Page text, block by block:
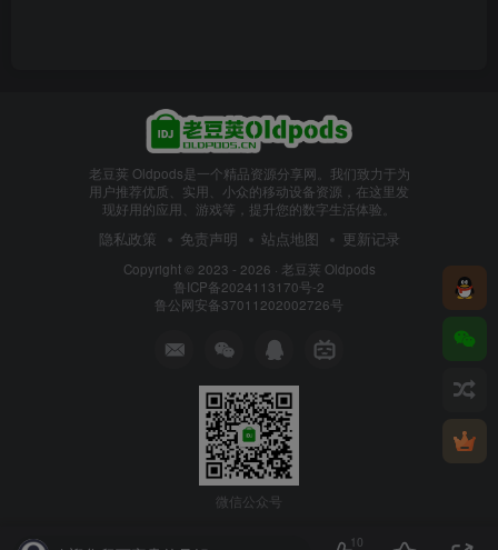
老豆荚 Oldpods是一个精品资源分享网。我们致力于为
用户推荐优质、实用、小众的移动设备资源，在这里发
现好用的应用、游戏等，提升您的数字生活体验。
隐私政策 免责声明 站点地图 更新记录
Copyright © 2023 - 2026 · 老豆荚 Oldpods
鲁ICP备2024113170号-2
鲁公网安备37011202002726号
微信公众号
10